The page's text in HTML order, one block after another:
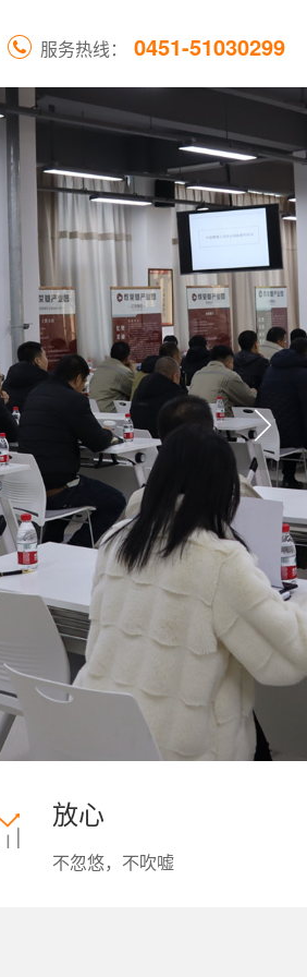
服务热线： 0451-51030299
放心
不忽悠，不吹嘘